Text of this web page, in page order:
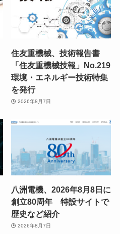
住友重機械、技術報告書
「住友重機械技報」No.219
環境・エネルギー技術特集
を発行
2026年8月7日
八洲電機、2026年8月8日に
創立80周年 特設サイトで
歴史など紹介
2026年8月7日